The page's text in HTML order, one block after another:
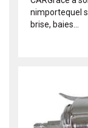
nimportequel
brise, baies...